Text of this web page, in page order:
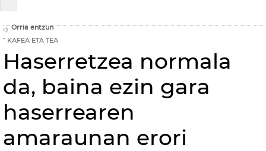
Orria entzun
KAFEA ETA TEA
Haserretzea normala
da, baina ezin gara
haserrearen
amaraunan erori